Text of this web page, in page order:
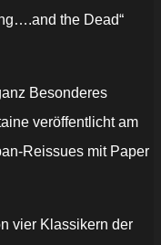
the Dead“
Besonderes
veröffentlicht am
Reissues mit Paper
vier Klassikern der